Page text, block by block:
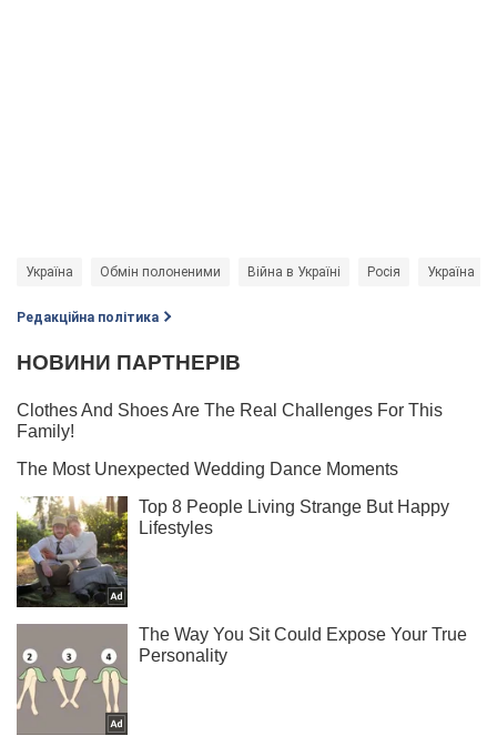
Україна Обмін полоненими Війна в Україні Росія Україна
Редакційна політика